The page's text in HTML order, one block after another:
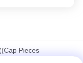
Pieces